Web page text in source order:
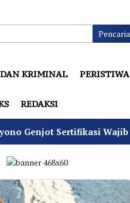
KRIMINAL PERISTIWA
REDAKSI
Sertifikasi Wajib SLHS,